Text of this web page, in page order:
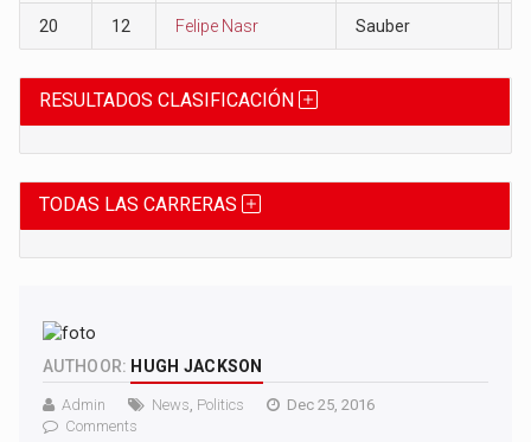
20 12 Felipe Nasr Sauber
RESULTADOS CLASIFICACIÓN
TODAS LAS CARRERAS
AUTHOOR: HUGH JACKSON
Admin News Politics
Dec 25, 2016
Comments